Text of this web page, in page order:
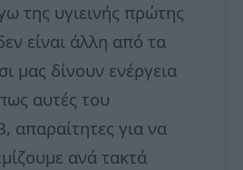
της υγιεινής πρώτης
είναι άλλη από τα
μας δίνουν ενέργεια
αυτές του
απαραίτητες για να
ανά τακτά